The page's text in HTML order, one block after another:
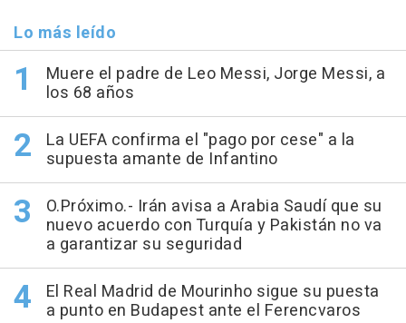
Lo más leído
Muere el padre de Leo Messi, Jorge Messi, a
los 68 años
La UEFA confirma el "pago por cese" a la
supuesta amante de Infantino
O.Próximo.- Irán avisa a Arabia Saudí que su
nuevo acuerdo con Turquía y Pakistán no va
a garantizar su seguridad
El Real Madrid de Mourinho sigue su puesta
a punto en Budapest ante el Ferencvaros